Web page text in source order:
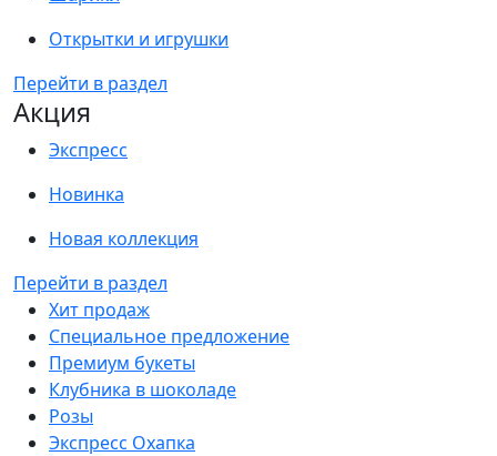
Открытки и игрушки
Перейти в раздел
Акция
Экспресс
Новинка
Новая коллекция
Перейти в раздел
Хит продаж
Специальное предложение
Премиум букеты
Клубника в шоколаде
Розы
Экспресс Охапка